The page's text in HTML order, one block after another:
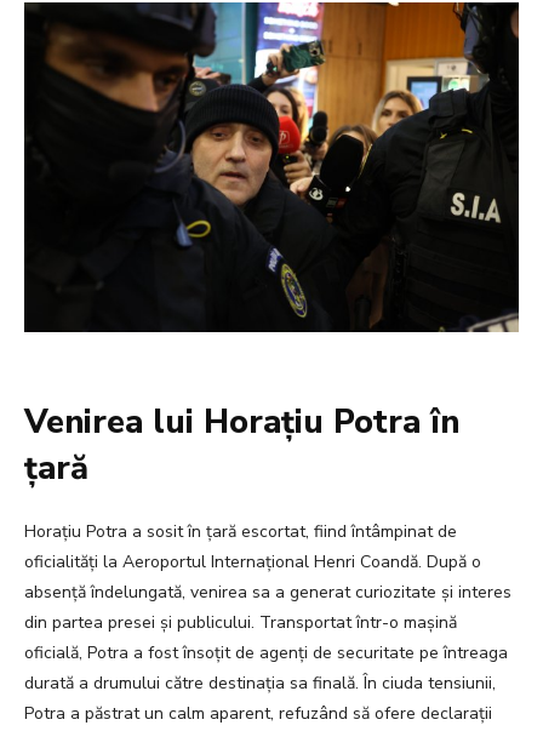
Venirea lui Horațiu Potra în
țară
Horațiu Potra a sosit în țară escortat, fiind întâmpinat de
oficialități la Aeroportul Internațional Henri Coandă. După o
absență îndelungată, venirea sa a generat curiozitate și interes
din partea presei și publicului. Transportat într-o mașină
oficială, Potra a fost însoțit de agenți de securitate pe întreaga
durată a drumului către destinația sa finală. În ciuda tensiunii,
Potra a păstrat un calm aparent, refuzând să ofere declarații